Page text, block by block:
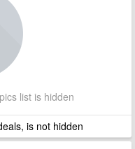
list is hidden
is not hidden